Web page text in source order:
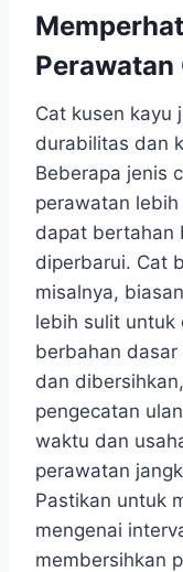
Perawatan
Cat kusen kayu
durabilitas dan
Beberapa jenis
perawatan
dapat bertahan
diperbarui. Cat
misalnya,
lebih sulit untuk
berbahan
dan
pengecatan
waktu dan
perawatan
Pastikan untuk
mengenai
membersihkan